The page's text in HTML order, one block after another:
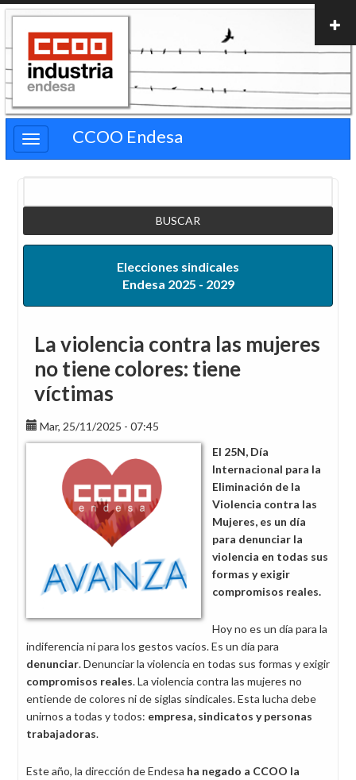
Pasar
contenido
principal
CCOO Endesa
Elecciones sindicales
Endesa 2025 - 2029
La violencia contra las mujeres
no tiene colores: tiene
víctimas
Mar, 25/11/2025 - 07:45
El 25N, Día
Internacional para la
Eliminación de la
Violencia contra las
Mujeres, es un día
para denunciar la
violencia en todas sus
formas y exigir
compromisos reales.
Hoy no es un día para la
indiferencia ni para los gestos vacíos. Es un día para
denunciar.Denunciar la violencia en todas sus formas y exigir
compromisos reales. La violencia contra las mujeres no
entiende de colores ni de siglas sindicales. Esta lucha debe
unirnos a todas y todos: empresa, sindicatos y personas
trabajadoras.
Este año, la dirección de Endesa ha negado a CCOO la